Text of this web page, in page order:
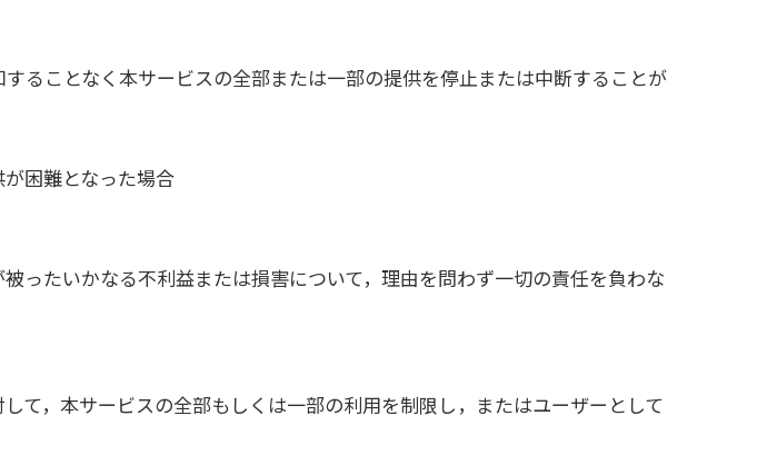
ることなく本サービスの全部または一部の提供を停止または中断することが
困難となった場合
ったいかなる不利益または損害について，理由を問わず一切の責任を負わな
て，本サービスの全部もしくは一部の利用を制限し，またはユーザーとして